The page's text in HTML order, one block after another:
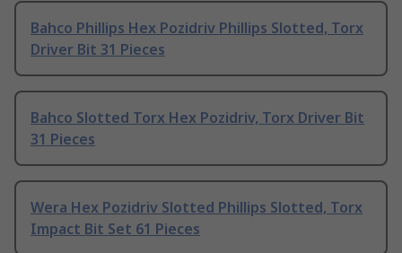
Bahco Phillips Hex Pozidriv Phillips Slotted, Torx
Driver Bit 31 Pieces
Bahco Slotted Torx Hex Pozidriv, Torx Driver Bit
31 Pieces
Wera Hex Pozidriv Slotted Phillips Slotted, Torx
Impact Bit Set 61 Pieces